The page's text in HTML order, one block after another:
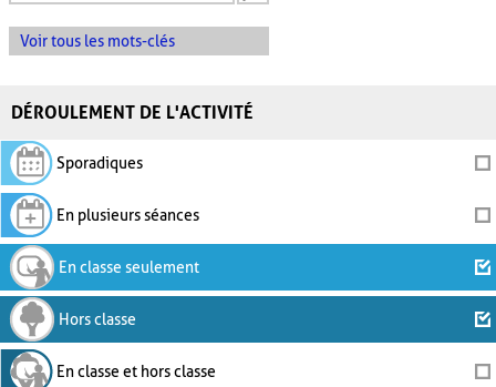
Voir tous les mots-clés
DÉROULEMENT DE L'ACTIVITÉ
Sporadiques
En plusieurs séances
En classe seulement
Hors classe
En classe et hors classe